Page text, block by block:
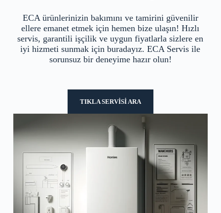
ECA ürünlerinizin bakımını ve tamirini güvenilir
ellere emanet etmek için hemen bize ulaşın! Hızlı
servis, garantili işçilik ve uygun fiyatlarla sizlere en
iyi hizmeti sunmak için buradayız. ECA Servis ile
sorunsuz bir deneyime hazır olun!
TIKLA SERVİSİ ARA